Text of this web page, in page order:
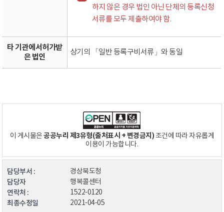
하지 않은 경우 법인 아닌 단체의 등록신청
서류를 모두 제출하여야 함.
타 기관에서허가받
은 법인
상기의 「일반 등록구비서류」와 동일
이 게시물은공공누리 제3유형(출처표시 + 변경금지)조건에 따라 자유롭게
이용이 가능합니다.
담당부서 : 경상북도청
담당자 행복콜센터
연락처 : 1522-0120
최종수정일 2021-04-05